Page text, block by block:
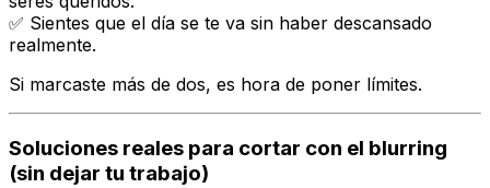
✅ Sientes que el día se te va sin haber descansado
realmente.
Si marcaste más de dos, es hora de poner límites.
Soluciones reales para cortar con el blurring
(sin dejar tu trabajo)